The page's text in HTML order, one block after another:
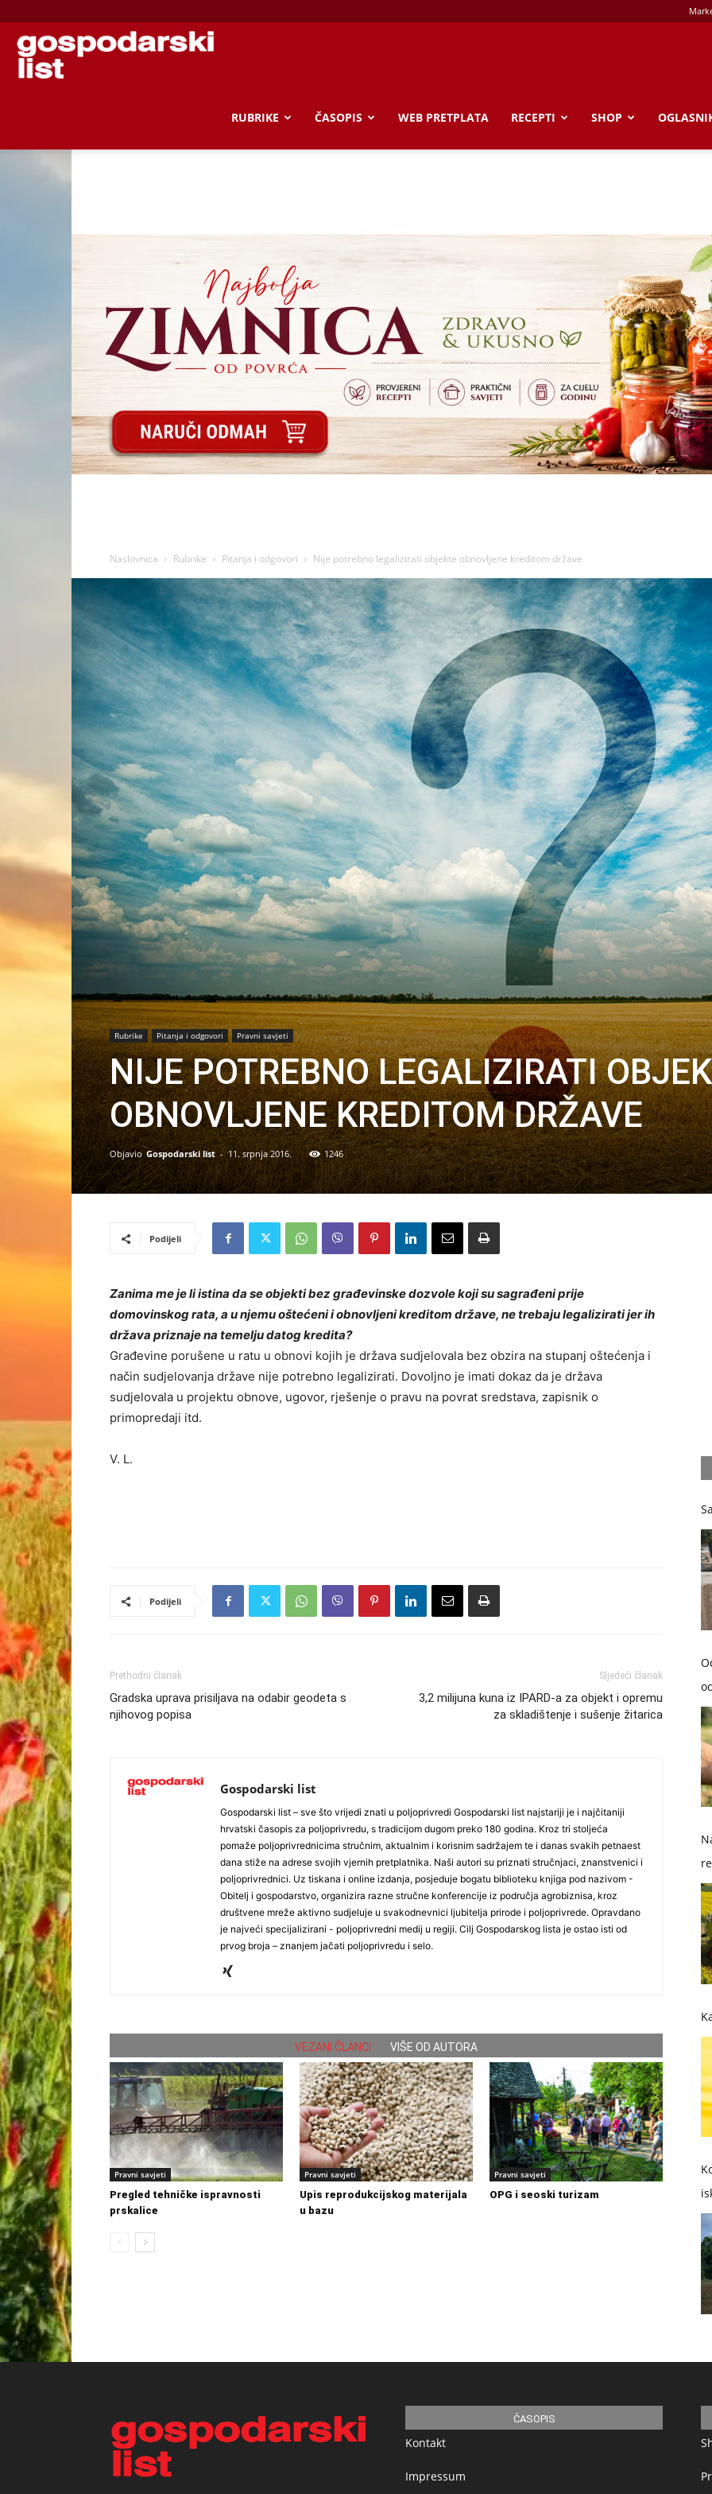
Gospodarski
RUBRIKE ČASOPIS WEB PRETPLATA RECEPTI SHOP
Naslovnica Rubrike Pitanja i odgovori Nije potrebno legalizirati objekte obnovljene kreditom države
Rubrike Pitanja i odgovori Pravni savjeti
NIJE POTREBNO LEGALIZIRATI
OBNOVLJENE KREDITOM DRŽAVE
Objavio Gospodarski list - 11. srpnja 2016. 1246
Podijeli
Zanima me je li istina da se objekti bez građevinske dozvole koji su sagrađeni prije
domovinskog rata, a u njemu oštećeni i obnovljeni kreditom države, ne trebaju legalizirati jer ih
država priznaje na temelju datog kredita?
Građevine porušene u ratu u obnovi kojih je država sudjelovala bez obzira na stupanj oštećenja i
način sudjelovanja države nije potrebno legalizirati. Dovoljno je imati dokaz da je država
sudjelovala u projektu obnove, ugovor, rješenje o pravu na povrat sredstava, zapisnik o
primopredaji itd.
V. L.
Podijeli
Prethodni članak
Gradska uprava prisiljava na odabir geodeta s
njihovog popisa
Sljedeći članak
3,2 milijuna kuna iz IPARD-a za objekt i opremu
za skladištenje i sušenje žitarica
Gospodarski list
Gospodarski list – sve što vrijedi znati u poljoprivredi Gospodarski list najstariji je i najčitaniji
hrvatski časopis za poljoprivredu, s tradicijom dugom preko 180 godina. Kroz tri stoljeća
pomaže poljoprivrednicima stručnim, aktualnim i korisnim sadržajem te i danas svakih petnaest
dana stiže na adrese svojih vjernih pretplatnika. Naši autori su priznati stručnjaci, znanstvenici i
poljoprivrednici. Uz tiskana i online izdanja, posjeduje bogatu biblioteku knjiga pod nazivom -
Obitelj i gospodarstvo, organizira razne stručne konferencije iz područja agrobiznisa, kroz
društvene mreže aktivno sudjeluje u svakodnevnici ljubitelja prirode i poljoprivrede. Opravdano
je najveći specijalizirani - poljoprivredni medij u regiji. Cilj Gospodarskog lista je ostao isti od
prvog broja – znanjem jačati poljoprivredu i selo.
VEZANI ČLANCI VIŠE OD AUTORA
Pravni savjeti
Pregled tehničke ispravnosti
prskalice
Pravni savjeti
Upis reprodukcijskog materijala
u bazu
Pravni savjeti
OPG i seoski turizam
ČASOPIS
Kontakt
Impressum